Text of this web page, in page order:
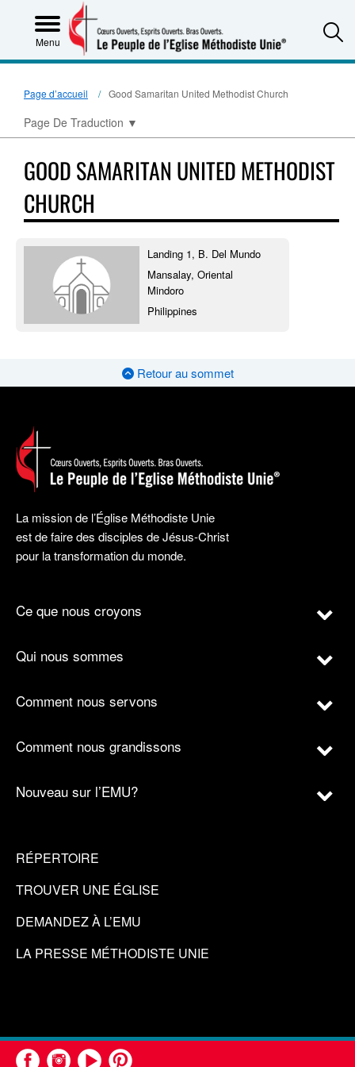
Menu
Page d’accueil Good Samaritan United Methodist Church
Page De Traduction ▼
GOOD SAMARITAN UNITED METHODIST
CHURCH
Landing 1, B. Del Mundo
Mansalay, Oriental
Mindoro
Philippines
Retour au sommet
La mission de l’Église Méthodiste Unie
est de faire des disciples de Jésus-Christ
pour la transformation du monde.
Ce que nous croyons
Qui nous sommes
Comment nous servons
Comment nous grandissons
Nouveau sur l’EMU?
RÉPERTOIRE
TROUVER UNE ÉGLISE
DEMANDEZ À L’EMU
LA PRESSE MÉTHODISTE UNIE